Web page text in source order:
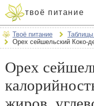
твоё питание
Твоё питание Таблицы
Орех сейшельский Коко-
Орех